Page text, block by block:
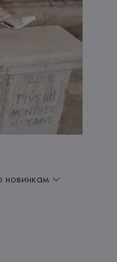
новинкам